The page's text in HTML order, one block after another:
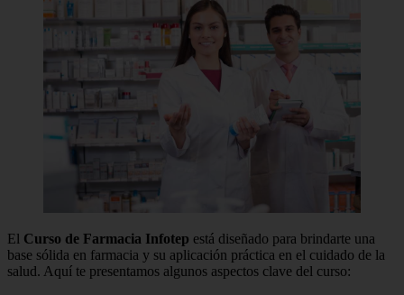
El Curso de Farmacia Infotep está diseñado para brindarte una
base sólida en farmacia y su aplicación práctica en el cuidado de la
salud. Aquí te presentamos algunos aspectos clave del curso: